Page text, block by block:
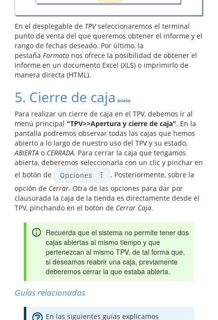
En el desplegable de TPVseleccionaremos el terminal
punto de venta del que queremos obtener el informe y el
rango de fechas deseado. Por último, la
pestaña Formato nos ofrece la posibilidad de obtener el
informe en un documento Excel (XLS) o imprimirlo de
manera directa (HTML).
5. Cierre de caja inicio
Para realizar un cierre de caja en el TPV, debemos ir al
menú principal "TPV>>Apertura y cierre de caja". En la
pantalla podremos observar todas las cajas que hemos
abierto a lo largo de nuestro uso del TPV y su estado,
ABIERTA o CERRADA. Para cerrar la caja que tengamos
abierta, deberemos seleccionarla con un clic y pinchar en
el botón de
. Posteriormente, sobre la
opción de Cerrar. Otra de las opciones para dar por
clausurada la caja de la tienda es directamente desde el
TPV, pinchando en el botón de Cerrar Caja.
Recuerda que el sistema no permite tener dos
cajas abiertas al mismo tiempo y que
pertenezcan al mismo TPV, de tal forma que,
si deseamos reabrir una caja, previamente
deberemos cerrar la que estaba abierta.
Guías relacionadas
En las siguientes guías explicamos